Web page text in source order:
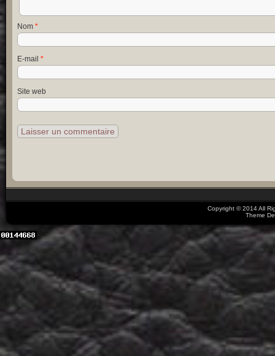
Nom *
E-mail *
Site web
Copyright © 2014 All
Theme